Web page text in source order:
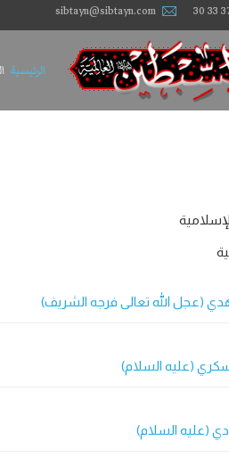
sibtayn@sibtayn.com
الرئيسية
(عجل الله تعالى فرجه الشريف)
(عليه السلام)
(عليه السلام)